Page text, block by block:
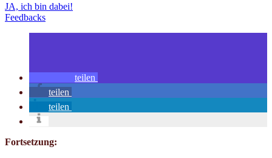
JA, ich bin dabei!
Feedbacks
teilen
teilen
teilen
Fortsetzung: